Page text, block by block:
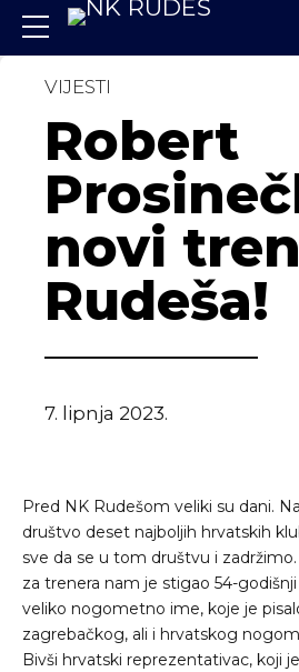
VIJESTI
Robert
novi
Rudeša!
7. lipnja 2023.
Pred NK Rudešom veliki su dani.
društvo deset najboljih hrvatskih
sve da se u tom društvu i
za trenera nam je stigao 54-
veliko nogometno ime, koje je
zagrebačkog, ali i hrvatskog
Bivši hrvatski reprezentativac, koji